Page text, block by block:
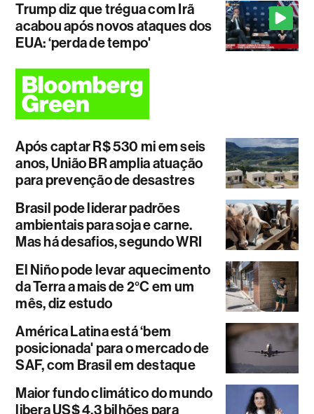
Trump diz que trégua com Irã
acabou após novos ataques dos
EUA: ‘perda de tempo'
Após captar R$ 530 mi em seis
anos, União BR amplia atuação
para prevenção de desastres
Brasil pode liderar padrões
ambientais para soja e carne.
Mas há desafios, segundo WRI
El Niño pode levar aquecimento
da Terra a mais de 2°C em um
mês, diz estudo
América Latina está ‘bem
posicionada' para o mercado de
SAF, com Brasil em destaque
Maior fundo climático do mundo
libera US$ 4,3 bilhões para